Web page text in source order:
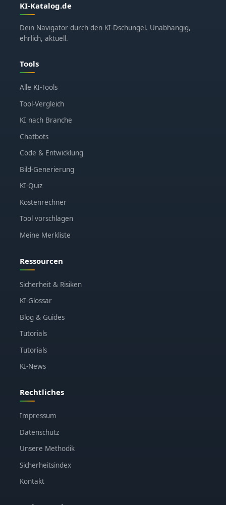
KI-Katalog.de
Dein Navigator durch den KI-Dschungel. Unabhängig,
ehrlich, aktuell.
Tools
Alle KI-Tools
Tool-Vergleich
KI nach Branche
Chatbots
Code & Entwicklung
Bild-Generierung
KI-Quiz
Kostenrechner
Tool vorschlagen
Meine Merkliste
Ressourcen
Sicherheit & Risiken
KI-Glossar
Blog & Guides
Tutorials
Tutorials
KI-News
Rechtliches
Impressum
Datenschutz
Unsere Methodik
Sicherheitsindex
Kontakt